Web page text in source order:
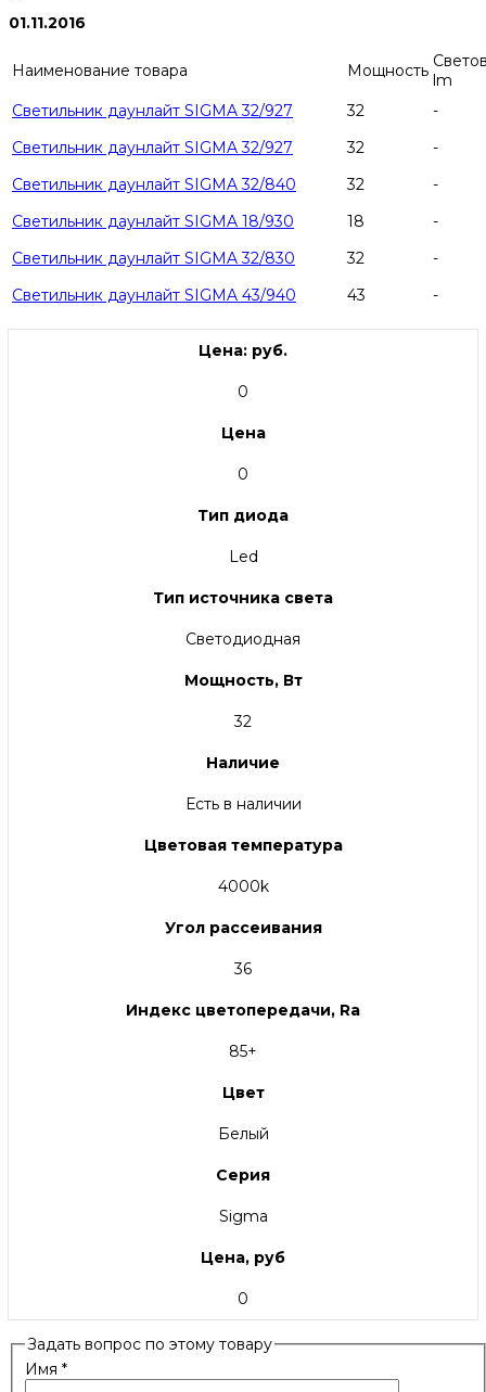
01.11.2016
Наименование товара Мощность lm
Светильник даунлайт SIGMA 32/927
32
-
Светильник даунлайт SIGMA 32/927
32
-
Светильник даунлайт SIGMA 32/840
32
-
Светильник даунлайт SIGMA 18/930
18
-
Светильник даунлайт SIGMA 32/830
32
-
Светильник даунлайт SIGMA 43/940
43 -
Цена: руб.
0
Цена
0
Тип диода
Led
Тип источника света
Светодиодная
Мощность, Вт
32
Наличие
Есть в наличии
Цветовая температура
4000k
Угол рассеивания
36
Индекс цветопередачи, Ra
85+
Цвет
Белый
Серия
Sigma
Цена, руб
0
Задать вопрос по этому товару
Имя *